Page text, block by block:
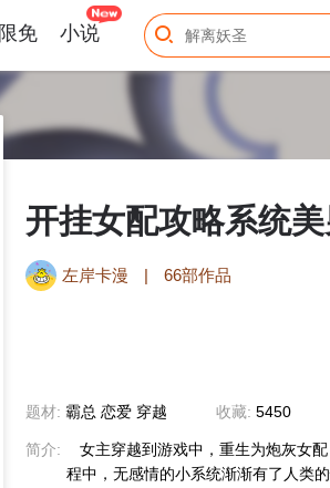
开挂女配攻略系统美
左岸卡漫 | 66部作品
题材: 霸总 恋爱 穿越 收藏: 5450
简介:
女主穿越到游戏中，重生为炮灰女
程中，无感情的小系统渐渐有了人类
限免 小说